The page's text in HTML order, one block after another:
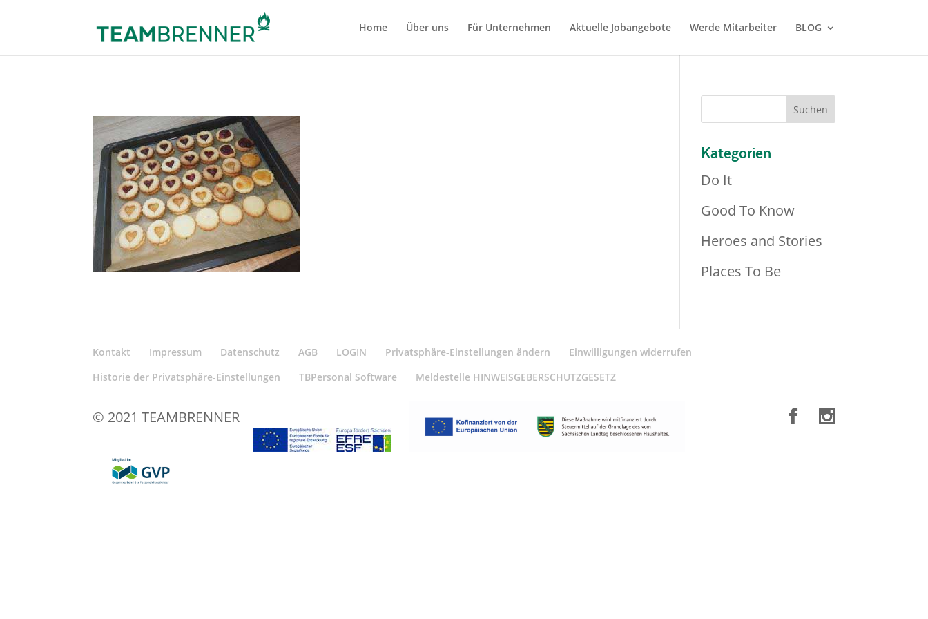
Home Über uns Für Unternehmen Aktuelle Jobangebote Werde Mitarbeiter BLOG
Kategorien
Do It
Good To Know
Heroes and Stories
Places To Be
Kontakt Impressum Datenschutz AGB LOGIN Privatsphäre-Einstellungen ändern
Einwilligungen widerrufen
Historie der Privatsphäre-Einstellungen
TBPersonal Software Meldestelle HINWEISGEBERSCHUTZGESETZ
© 2021 TEAMBRENNER